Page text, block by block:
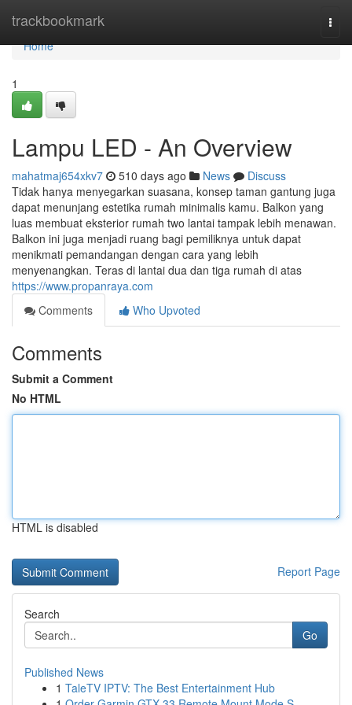
trackbookmark
Home
Home
1
Lampu LED - An Overview
mahatmaj654xkv7 510 days ago News
Discuss
Tidak hanya menyegarkan suasana, konsep taman gantung juga
dapat menunjang estetika rumah minimalis kamu. Balkon yang
luas membuat eksterior rumah two lantai tampak lebih menawan.
Balkon ini juga menjadi ruang bagi pemiliknya untuk dapat
menikmati pemandangan dengan cara yang lebih
menyenangkan. Teras di lantai dua dan tiga rumah di atas
https://www.propanraya.com
Comments
Who Upvoted
Comments
Submit a Comment
No HTML
HTML is disabled
Report Page
Search
Go
Published News
1 TaleTV IPTV: The Best Entertainment Hub